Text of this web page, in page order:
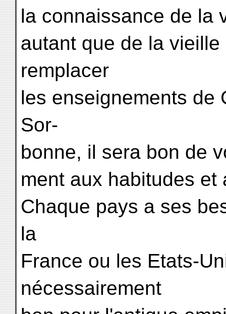
la connaissance de la
autant que de la
remplacer
les enseignements de
Sor-
bonne, il sera bon de
ment aux habitudes
Chaque pays a ses
la
France ou les Etats-
nécessairement